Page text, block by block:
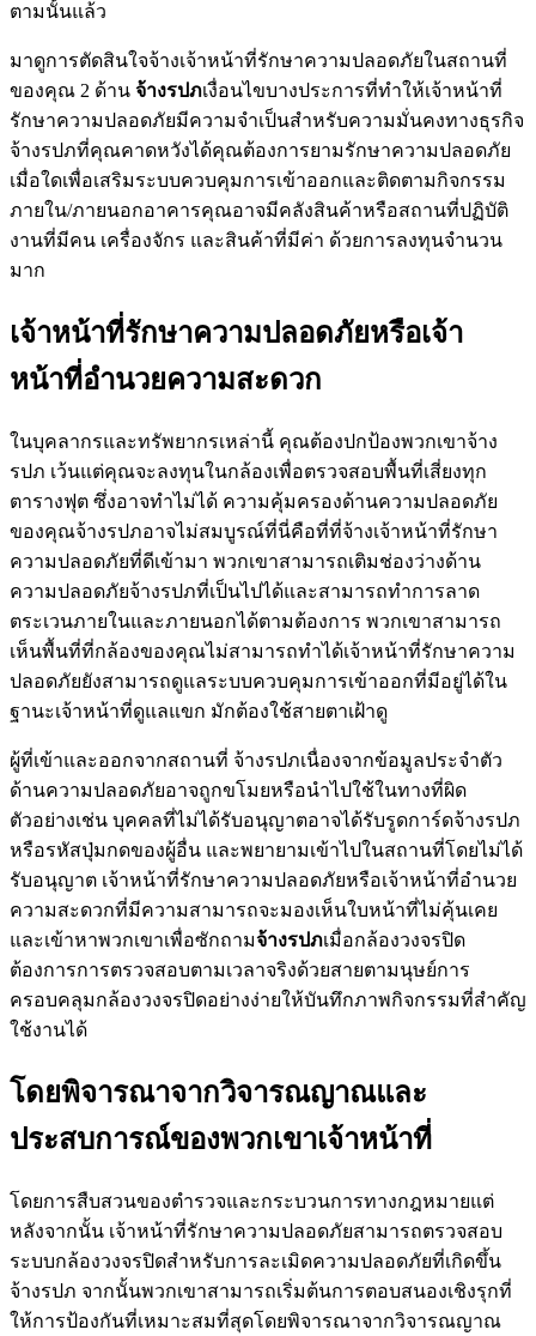
ตามนั้นแล้ว
มาดูการตัดสินใจจ้างเจ้าหน้าที่รักษาความปลอดภัยในสถานที่
ของคุณ 2 ด้าน จ้างรปภเงื่อนไขบางประการที่ทำให้เจ้าหน้าที่
รักษาความปลอดภัยมีความจำเป็นสำหรับความมั่นคงทางธุรกิจ
จ้างรปภที่คุณคาดหวังได้คุณต้องการยามรักษาความปลอดภัย
เมื่อใดเพื่อเสริมระบบควบคุมการเข้าออกและติดตามกิจกรรม
ภายใน/ภายนอกอาคารคุณอาจมีคลังสินค้าหรือสถานที่ปฏิบัติ
งานที่มีคน เครื่องจักร และสินค้าที่มีค่า ด้วยการลงทุนจำนวน
มาก
เจ้าหน้าที่รักษาความปลอดภัยหรือเจ้า
หน้าที่อำนวยความสะดวก
ในบุคลากรและทรัพยากรเหล่านี้ คุณต้องปกป้องพวกเขาจ้าง
รปภ เว้นแต่คุณจะลงทุนในกล้องเพื่อตรวจสอบพื้นที่เสี่ยงทุก
ตารางฟุต ซึ่งอาจทำไม่ได้ ความคุ้มครองด้านความปลอดภัย
ของคุณจ้างรปภอาจไม่สมบูรณ์ที่นี่คือที่ที่จ้างเจ้าหน้าที่รักษา
ความปลอดภัยที่ดีเข้ามา พวกเขาสามารถเติมช่องว่างด้าน
ความปลอดภัยจ้างรปภที่เป็นไปได้และสามารถทำการลาด
ตระเวนภายในและภายนอกได้ตามต้องการ พวกเขาสามารถ
เห็นพื้นที่ที่กล้องของคุณไม่สามารถทำได้เจ้าหน้าที่รักษาความ
ปลอดภัยยังสามารถดูแลระบบควบคุมการเข้าออกที่มีอยู่ได้ใน
ฐานะเจ้าหน้าที่ดูแลแขก มักต้องใช้สายตาเฝ้าดู
ผู้ที่เข้าและออกจากสถานที่ จ้างรปภเนื่องจากข้อมูลประจำตัว
ด้านความปลอดภัยอาจถูกขโมยหรือนำไปใช้ในทางที่ผิด
ตัวอย่างเช่น บุคคลที่ไม่ได้รับอนุญาตอาจได้รับรูดการ์ดจ้างรปภ
หรือรหัสปุ่มกดของผู้อื่น และพยายามเข้าไปในสถานที่โดยไม่ได้
รับอนุญาต เจ้าหน้าที่รักษาความปลอดภัยหรือเจ้าหน้าที่อำนวย
ความสะดวกที่มีความสามารถจะมองเห็นใบหน้าที่ไม่คุ้นเคย
และเข้าหาพวกเขาเพื่อซักถามจ้างรปภเมื่อกล้องวงจรปิด
ต้องการการตรวจสอบตามเวลาจริงด้วยสายตามนุษย์การ
ครอบคลุมกล้องวงจรปิดอย่างง่ายให้บันทึกภาพกิจกรรมที่สำคัญ
ใช้งานได้
โดยพิจารณาจากวิจารณญาณและ
ประสบการณ์ของพวกเขาเจ้าหน้าที่
โดยการสืบสวนของตำรวจและกระบวนการทางกฎหมายแต่
หลังจากนั้น เจ้าหน้าที่รักษาความปลอดภัยสามารถตรวจสอบ
ระบบกล้องวงจรปิดสำหรับการละเมิดความปลอดภัยที่เกิดขึ้น
จ้างรปภ จากนั้นพวกเขาสามารถเริ่มต้นการตอบสนองเชิงรุกที่
ให้การป้องกันที่เหมาะสมที่สุดโดยพิจารณาจากวิจารณญาณ